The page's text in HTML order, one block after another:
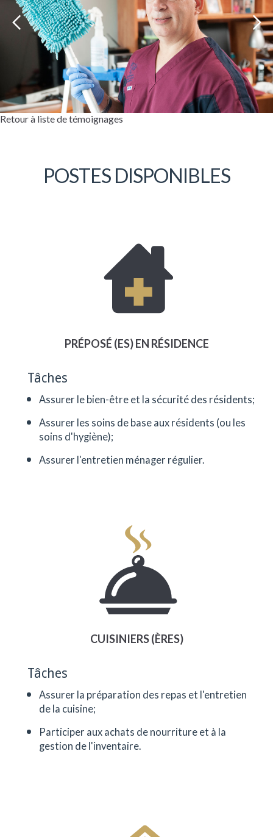
Bonjour, mon nom est Étienne Lessard. Je
suis à l’emploi de la Coopérative depuis
domicile et j’effectue, entre autres, les
développer mon côté aidant, de rendre
Retour à liste de témoignages
POSTES DISPONIBLES
PRÉPOSÉ (ES) EN RÉSIDENCE
Tâches
Assurer le bien-être et la sécurité des résidents;
Assurer les soins de base aux résidents (ou les
soins d'hygiène);
Assurer l'entretien ménager régulier.
CUISINIERS (ÈRES)
Tâches
Assurer la préparation des repas et l'entretien
de la cuisine;
Participer aux achats de nourriture et à la
gestion de l'inventaire.